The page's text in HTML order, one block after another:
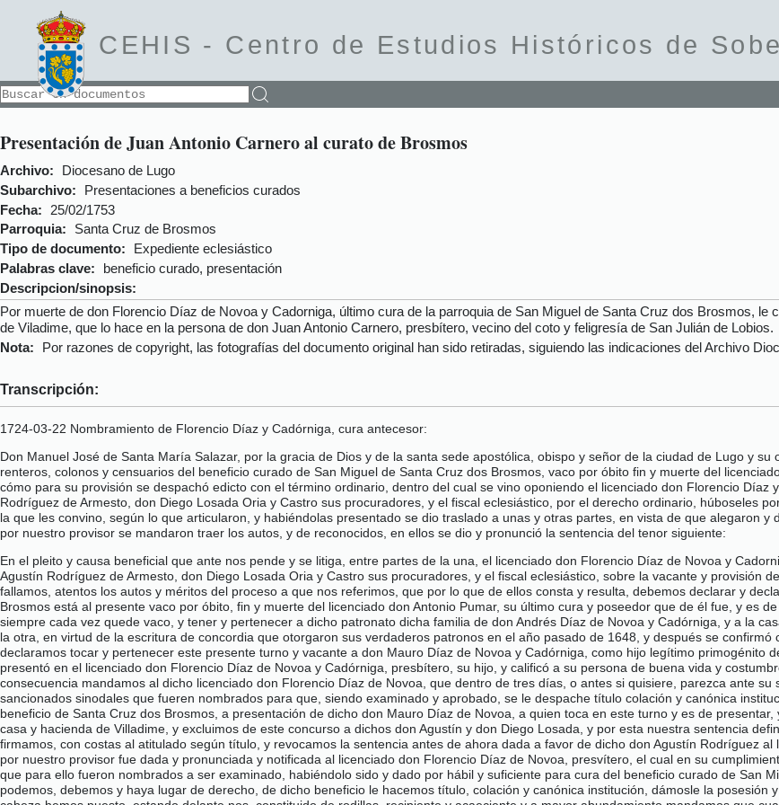
CEHIS - Centro de Estudios Históricos de
Presentación de Juan Antonio Carnero al curato de Brosmos
Archivo:
Diocesano de Lugo
Subarchivo:
Presentaciones a beneficios curados
Fecha:
25/02/1753
Parroquia:
Santa Cruz de Brosmos
Tipo de documento:
Expediente eclesiástico
Palabras clave:
beneficio curado, presentación
Descripcion/sinopsis:
Por muerte de don Florencio Díaz de Novoa y Cadorniga, último cura de la parroquia de San Miguel de Santa Cruz dos Brosmos,
de Viladime, que lo hace en la persona de don Juan Antonio Carnero, presbítero, vecino del coto y feligresía de San Julián de Lobios.
Nota:
Por razones de copyright, las fotografías del documento original han sido retiradas, siguiendo las indicaciones del Archivo
Transcripción:
1724-03-22 Nombramiento de Florencio Díaz y Cadórniga, cura antecesor:
Don Manuel José de Santa María Salazar, por la gracia de Dios y de la santa sede apostólica, obispo y señor de la ciudad de Lugo y
renteros, colonos y censuarios del beneficio curado de San Miguel de Santa Cruz dos Brosmos, vaco por óbito fin y muerte del
cómo para su provisión se despachó edicto con el término ordinario, dentro del cual se vino oponiendo el licenciado don Florencio Díaz
Rodríguez de Armesto, don Diego Losada Oria y Castro sus procuradores, y el fiscal eclesiástico, por el derecho ordinario, húboseles
la que les convino, según lo que articularon, y habiéndolas presentado se dio traslado a unas y otras partes, en vista de que alegaron y
por nuestro provisor se mandaron traer los autos, y de reconocidos, en ellos se dio y pronunció la sentencia del tenor siguiente:
En el pleito y causa beneficial que ante nos pende y se litiga, entre partes de la una, el licenciado don Florencio Díaz de Novoa y
Agustín Rodríguez de Armesto, don Diego Losada Oria y Castro sus procuradores, y el fiscal eclesiástico, sobre la vacante y provisión
fallamos, atentos los autos y méritos del proceso a que nos referimos, que por lo que de ellos consta y resulta, debemos declarar y
Brosmos está al presente vaco por óbito, fin y muerte del licenciado don Antonio Pumar, su último cura y poseedor que de él fue, y es
siempre cada vez quede vaco, y tener y pertenecer a dicho patronato dicha familia de don Andrés Díaz de Novoa y Cadórniga, y a la
la otra, en virtud de la escritura de concordia que otorgaron sus verdaderos patronos en el año pasado de 1648, y después se
declaramos tocar y pertenecer este presente turno y vacante a don Mauro Díaz de Novoa y Cadórniga, como hijo legítimo primogénito
presentó en el licenciado don Florencio Díaz de Novoa y Cadórniga, presbítero, su hijo, y calificó a su persona de buena vida y
consecuencia mandamos al dicho licenciado don Florencio Díaz de Novoa, que dentro de tres días, o antes si quisiere, parezca ante
sancionados sinodales que fueren nombrados para que, siendo examinado y aprobado, se le despache título colación y canónica
beneficio de Santa Cruz dos Brosmos, a presentación de dicho don Mauro Díaz de Novoa, a quien toca en este turno y es de
casa y hacienda de Villadime, y excluimos de este concurso a dichos don Agustín y don Diego Losada, y por esta nuestra sentencia
firmamos, con costas al atitulado según título, y revocamos la sentencia antes de ahora dada a favor de dicho don Agustín Rodríguez
por nuestro provisor fue dada y pronunciada y notificada al licenciado don Florencio Díaz de Novoa, presvítero, el cual en su
que para ello fueron nombrados a ser examinado, habiéndolo sido y dado por hábil y suficiente para cura del beneficio curado de San
podemos, debemos y haya lugar de derecho, de dicho beneficio le hacemos título, colación y canónica institución, dámosle la